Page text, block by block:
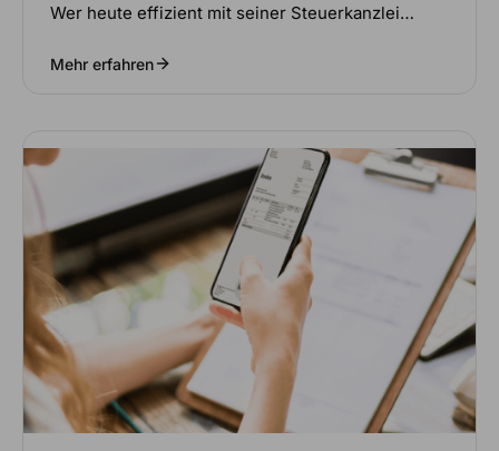
Wer heute effizient mit seiner Steuerkanzlei…
Mehr erfahren